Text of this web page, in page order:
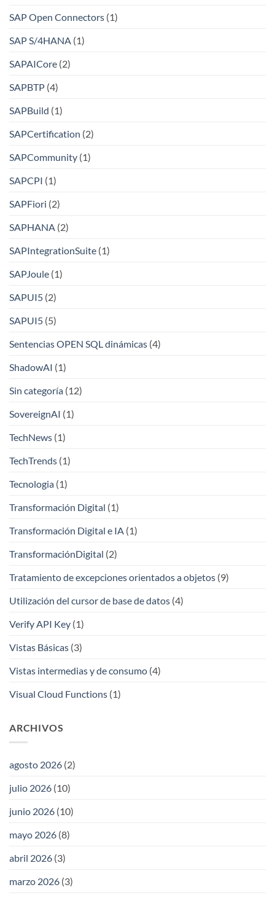
SAP Open Connectors (1)
SAP S/4HANA (1)
SAPAICore (2)
SAPBTP (4)
SAPBuild (1)
SAPCertification (2)
SAPCommunity (1)
SAPCPI (1)
SAPFiori (2)
SAPHANA (2)
SAPIntegrationSuite (1)
SAPJoule (1)
SAPUI5 (2)
SAPUI5 (5)
Sentencias OPEN SQL dinámicas (4)
ShadowAI (1)
Sin categoría (12)
SovereignAI (1)
TechNews (1)
TechTrends (1)
Tecnologia (1)
Transformación Digital (1)
Transformación Digital e IA (1)
TransformaciónDigital (2)
Tratamiento de excepciones orientados a objetos (9)
Utilización del cursor de base de datos (4)
Verify API Key (1)
Vistas Básicas (3)
Vistas intermedias y de consumo (4)
Visual Cloud Functions (1)
ARCHIVOS
agosto 2026 (2)
julio 2026 (10)
junio 2026 (10)
mayo 2026 (8)
abril 2026 (3)
marzo 2026 (3)